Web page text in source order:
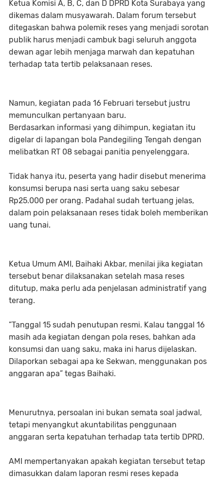
Ketua Komisi A, B, C, dan D DPRD Kota Surabaya yang
dikemas dalam musyawarah. Dalam forum tersebut
ditegaskan bahwa polemik reses yang menjadi sorotan
publik harus menjadi cambuk bagi seluruh anggota
dewan agar lebih menjaga marwah dan kepatuhan
terhadap tata tertib pelaksanaan reses.
Namun, kegiatan pada 16 Februari tersebut justru
memunculkan pertanyaan baru.
Berdasarkan informasi yang dihimpun, kegiatan itu
digelar di lapangan bola Pandegiling Tengah dengan
melibatkan RT 08 sebagai panitia penyelenggara.
Tidak hanya itu, peserta yang hadir disebut menerima
konsumsi berupa nasi serta uang saku sebesar
Rp25.000 per orang. Padahal sudah tertuang jelas,
dalam poin pelaksanaan reses tidak boleh memberikan
uang tunai.
Ketua Umum AMI, Baihaki Akbar, menilai jika kegiatan
tersebut benar dilaksanakan setelah masa reses
ditutup, maka perlu ada penjelasan administratif yang
terang.
”Tanggal 15 sudah penutupan resmi. Kalau tanggal 16
masih ada kegiatan dengan pola reses, bahkan ada
konsumsi dan uang saku, maka ini harus dijelaskan.
Dilaporkan sebagai apa ke Sekwan, menggunakan pos
anggaran apa” tegas Baihaki.
Menurutnya, persoalan ini bukan semata soal jadwal,
tetapi menyangkut akuntabilitas penggunaan
anggaran serta kepatuhan terhadap tata tertib DPRD.
AMI mempertanyakan apakah kegiatan tersebut tetap
dimasukkan dalam laporan resmi reses kepada